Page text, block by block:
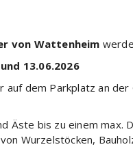
von Wattenheim
13.06.2026
auf dem Parkplatz an
Äste bis zu einem max.
Wurzelstöcken,